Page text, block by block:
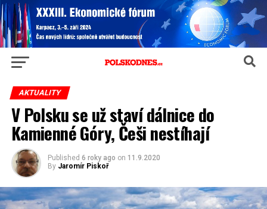
AKTUALITY
V Polsku se už staví dálnice do
Kamienné Góry, Češi nestíhají
Published 6 roky ago on 11.9.2020
By Jaromír Piskoř